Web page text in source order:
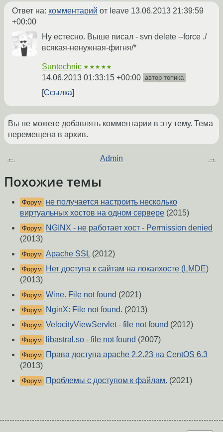
Ответ на: комментарий от leave 13.06.2013 21:39:59
+00:00
Ну естесно. Выше писал - svn delete --force ./
всякая-ненужная-фигня/*
Suntechnic ★★★★★
14.06.2013 01:33:15 +00:00 автор топика
Ссылка
Вы не можете добавлять комментарии в эту тему. Тема
перемещена в архив.
← Admin →
Похожие темы
Форум
не получается настроить несколько
виртуальных хостов на одном сервере (2015)
Форум
NGINX - не работает хост - Permission denied
(2013)
Форум Apache SSL (2012)
Форум
Нет доступа к сайтам на локалхосте (LMDE)
(2013)
Форум Wine. File not found (2021)
Форум NginX: File not found. (2013)
Форум VelocityViewServlet - file not found (2012)
Форум libastral.so - file not found (2007)
Форум
Права доступа apache 2.2.23 на CentOS 6.3
(2013)
Форум Проблемы с доступом к файлам. (2021)